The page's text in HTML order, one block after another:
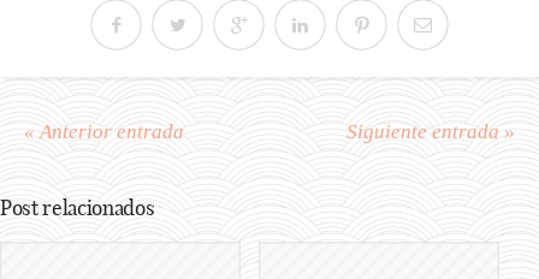
« Anterior entrada Siguiente entrada »
Post relacionados